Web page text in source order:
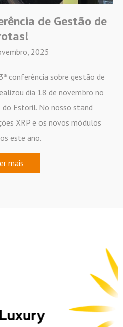
de Gestão de
2025
conferência sobre gestão de
dia 18 de novembro no
do Estoril. No nosso stand
XRP e os novos módulos
este ano.
mais